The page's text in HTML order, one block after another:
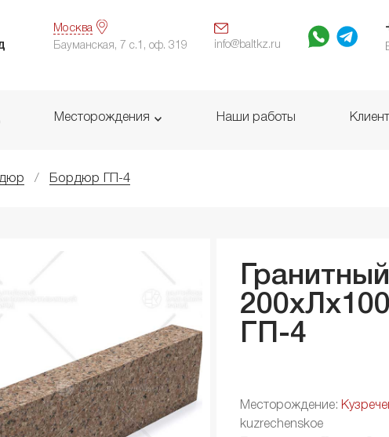
Москва
Бауманская, 7 с.1, оф. 319 info@baltkz.ru
Месторождения Наши работы
Бордюр ГП-4
200xЛx
ГП-4
Месторождение:
kuzrechenskoe